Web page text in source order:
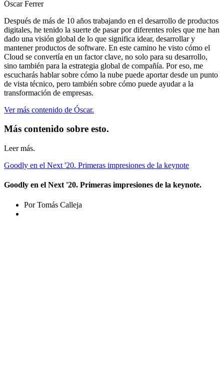
Óscar Ferrer
Después de más de 10 años trabajando en el desarrollo de productos
digitales, he tenido la suerte de pasar por diferentes roles que me han
dado una visión global de lo que significa idear, desarrollar y
mantener productos de software. En este camino he visto cómo el
Cloud se convertía en un factor clave, no solo para su desarrollo,
sino también para la estrategia global de compañía. Por eso, me
escucharás hablar sobre cómo la nube puede aportar desde un punto
de vista técnico, pero también sobre cómo puede ayudar a la
transformación de empresas.
Ver más contenido de Óscar.
Más contenido sobre esto.
Leer más.
Goodly en el Next '20. Primeras impresiones de la keynote
Goodly en el Next '20. Primeras impresiones de la keynote.
Por Tomás Calleja